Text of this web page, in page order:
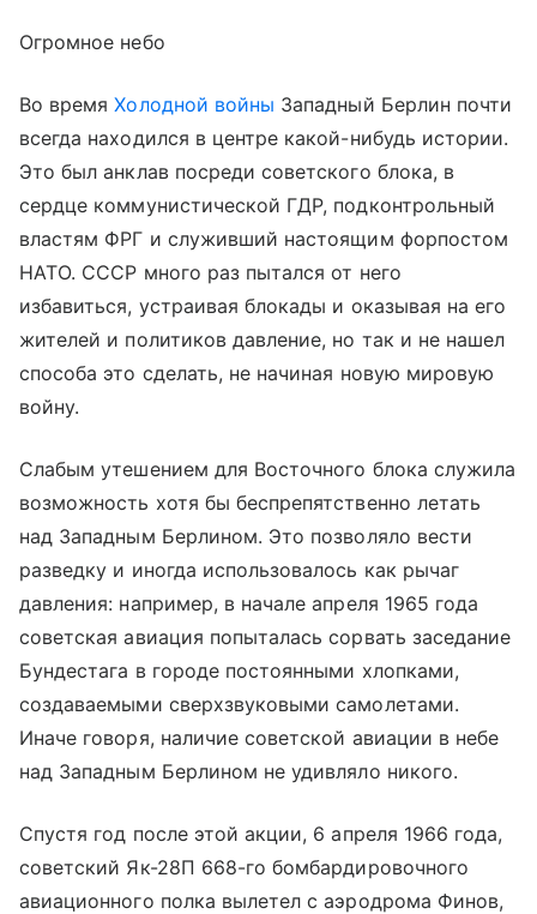
Огромное небо
Во времяХолодной войны Западный Берлин почти
всегда находился в центре какой-нибудь истории.
Это был анклав посреди советского блока, в
сердце коммунистической ГДР, подконтрольный
властям ФРГ и служивший настоящим форпостом
НАТО. СССР много раз пытался от него
избавиться, устраивая блокады и оказывая на его
жителей и политиков давление, но так и не нашел
способа это сделать, не начиная новую мировую
войну.
Слабым утешением для Восточного блока служила
возможность хотя бы беспрепятственно летать
над Западным Берлином. Это позволяло вести
разведку и иногда использовалось как рычаг
давления: например, в начале апреля 1965 года
советская авиация попыталась сорвать заседание
Бундестага в городе постоянными хлопками,
создаваемыми сверхзвуковыми самолетами.
Иначе говоря, наличие советской авиации в небе
над Западным Берлином не удивляло никого.
Спустя год после этой акции, 6 апреля 1966 года,
советский Як-28П 668-го бомбардировочного
авиационного полка вылетел с аэродрома Финов,